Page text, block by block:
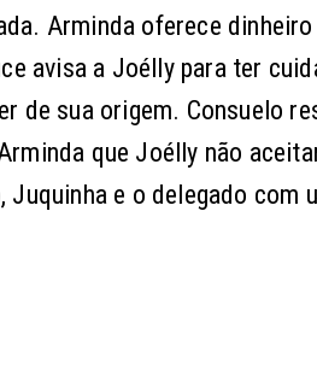
Arminda oferece
avisa a Joélly para ter
de sua origem. Consuelo
que Joélly não
e o delegado com